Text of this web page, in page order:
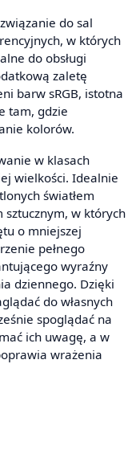
do sal
w których
do obsługi
zaletę
barw sRGB, istotna
tam, gdzie
kolorów.
w klasach
wielkości. Idealnie
światłem
sztucznym, w których
o mniejszej
pełnego
wyraźny
dziennego. Dzięki
do własnych
spoglądać na
ich uwagę, a w
wrażenia